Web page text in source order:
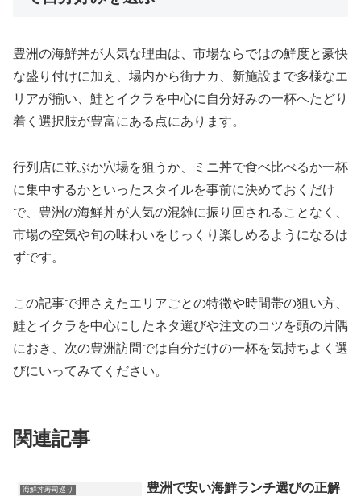
豊洲の海鮮丼が人気な理由は、市場ならではの鮮度と豪快
な盛り付けに加え、場内から街ナカ、新施設まで多様なエ
リアが揃い、鮭とイクラを中心に自分好みの一杯へたどり
着く選択肢が豊富にある点にあります。
行列店に並ぶか穴場を狙うか、ミニ丼で食べ比べるか一杯
に集中するかといったスタイルを事前に決めておくだけ
で、豊洲の海鮮丼が人気の混雑に振り回されることなく、
市場の空気や旬の味わいをじっくり楽しめるようになるは
ずです。
この記事で押さえたエリアごとの特徴や時間帯の狙い方、
鮭とイクラを中心にしたネタ選びや注文のコツを頭の片隅
におき、次の豊洲訪問では自分だけの一杯を気持ちよく選
びにいってみてください。
関連記事
海鮮丼寿司巡り
豊洲で安い海鮮ランチ選びの正解